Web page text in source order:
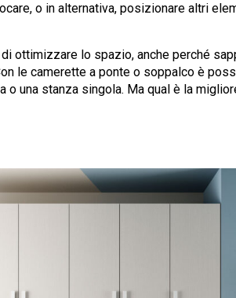
o in alternativa, posizionare altri
ottimizzare lo spazio, anche perché
le camerette a ponte o soppalco è
una stanza singola. Ma qual è la